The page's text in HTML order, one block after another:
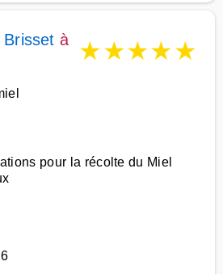
Brisset à
★★★★★
pour la récolte du Miel